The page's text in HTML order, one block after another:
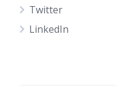
Twitter
LinkedIn